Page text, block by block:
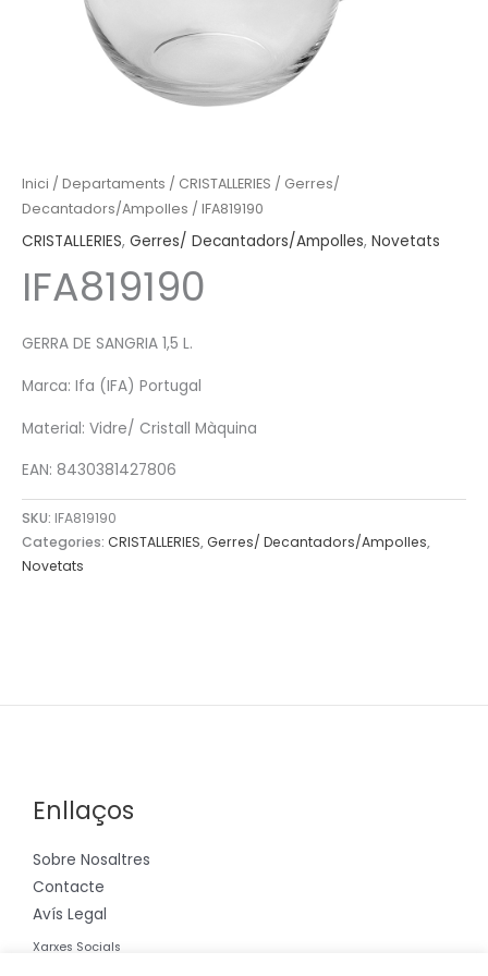
Inici / Departaments / CRISTALLERIES / Gerres/
Decantadors/Ampolles / IFA819190
CRISTALLERIES, Gerres/ Decantadors/Ampolles, Novetats
IFA819190
GERRA DE SANGRIA 1,5 L.
Marca: Ifa (IFA) Portugal
Material: Vidre/ Cristall Màquina
EAN: 8430381427806
SKU: IFA819190
Categories: CRISTALLERIES,Gerres/ Decantadors/Ampolles,
Novetats
Enllaços
Sobre Nosaltres
Contacte
Avís Legal
Xarxes Socials